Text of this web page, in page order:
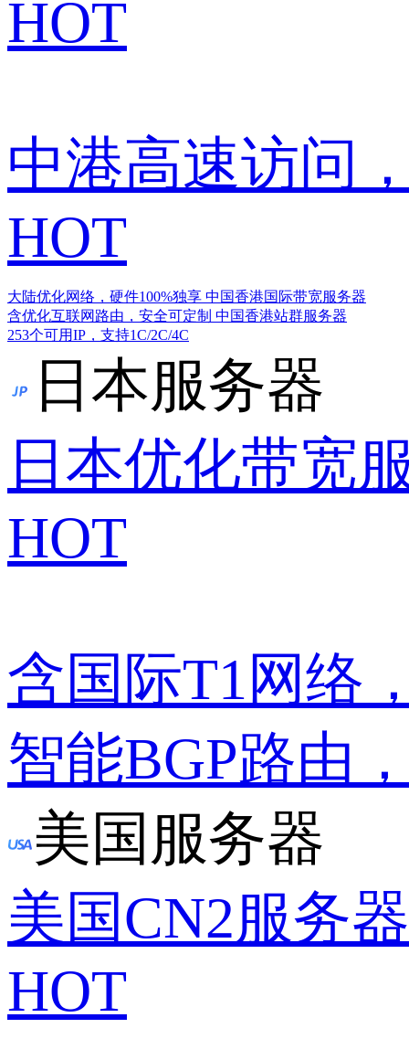
HOT
中港高速访问
HOT
大陆优化网络，硬件100%独享 中国香港国际带宽服务器
含优化互联网路由，安全可定制 中国香港站群服务器
253个可用IP，支持1C/2C/4C
日本服务器
日本优化带宽
HOT
含国际T1网络
智能BGP路由
美国服务器
美国CN2服务器
HOT